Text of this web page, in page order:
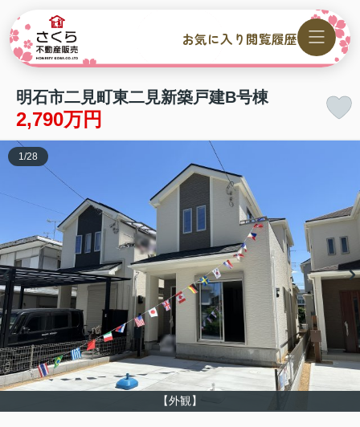
お気に入り 閲覧履歴
明石市二見町東二見新築戸建B号棟
2,790万円
【外観】
1 /28